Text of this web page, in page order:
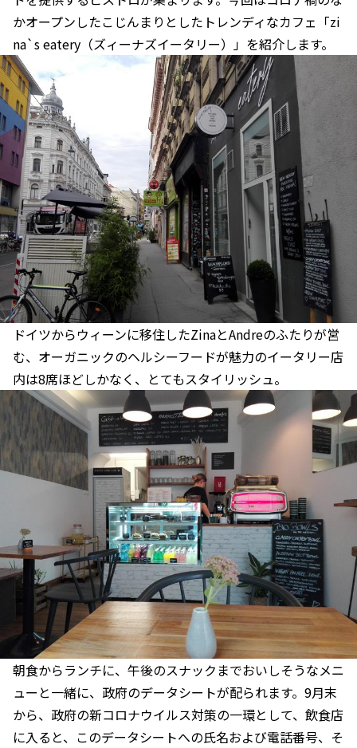
かオープンしたこじんまりとしたトレンディなカフェ「zi
na`s eatery（ズィーナズイータリー）」を紹介します。
ドイツからウィーンに移住したZinaとAndreのふたりが営
む、オーガニックのヘルシーフードが魅力のイータリー店
内は8席ほどしかなく、とてもスタイリッシュ。
朝食からランチに、午後のスナックまでおいしそうなメニ
ューと一緒に、政府のデータシートが配られます。9月末
から、政府の新コロナウイルス対策の一環として、飲食店
に入ると、このデータシートへの氏名および電話番号、そ